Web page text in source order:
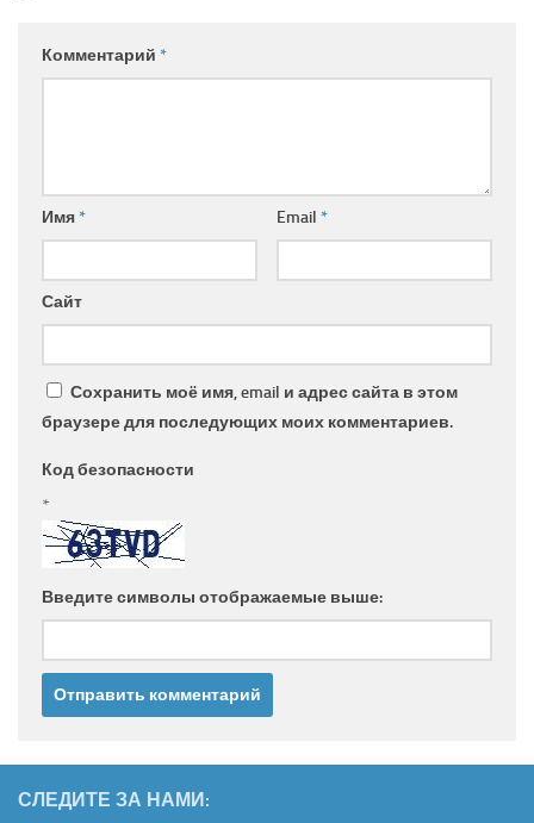
Комментарий *
Имя* Email *
Сайт
Сохранить моё имя, email и адрес сайта в этом
браузере для последующих моих комментариев.
Код безопасности
*
Введите символы отображаемые выше:
СЛЕДИТЕ ЗА НАМИ: